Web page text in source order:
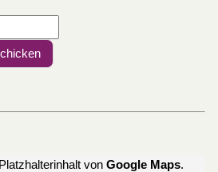
von Google Maps.